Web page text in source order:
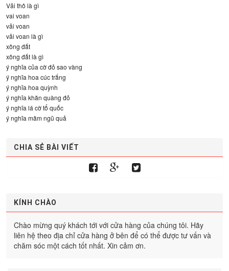
Vải thô là gì
vai voan
vải voan
vải voan là gì
xông đất
xông đất là gì
ý nghĩa của cờ đỏ sao vàng
ý nghĩa hoa cúc trắng
ý nghĩa hoa quỳnh
ý nghĩa khăn quàng đỏ
ý nghĩa lá cờ tổ quốc
ý nghĩa mâm ngũ quả
CHIA SẺ BÀI VIẾT
KÍNH CHÀO
Chào mừng quý khách tới với cửa hàng của chúng tôi. Hãy
liên hệ theo địa chỉ cửa hàng ở bên để có thể được tư vấn và
chăm sóc một cách tốt nhất. Xin cảm ơn.